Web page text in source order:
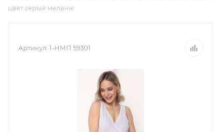
цвет серый меланж
Артикул: 1-НМП 59301